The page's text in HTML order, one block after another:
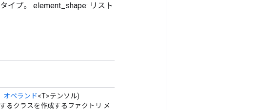
イプ。 element_shape: リスト
オペランド<T>テンソル)
るクラスを作成するファクトリ メ